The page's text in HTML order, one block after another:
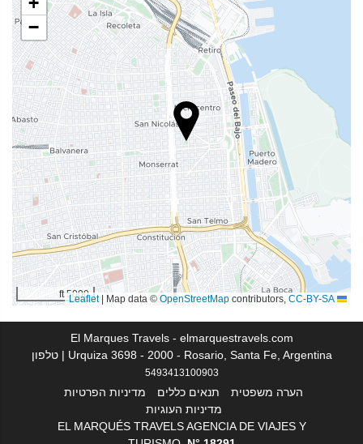
שירותי קבלה
דלפק קבלה 24 שעות ביממה
אחסון מטען
מתקנים לעסקים
מרכז עסקים
אינטרנט
אינטרנט אלחוטי חינם
שירותי ניקיון
מכבסה
בריאות
מכון כושר
−
5000 ft | Map data © OpenStreetMap contributors, CC-BY-SA
El Marques Travels - elmarquestravels.com
Urquiza 3698 - 2000 - Rosario, Santa Fe, Argentina | טלפון
5493413100903
הערה משפטית תנאים כללים
מדיניות הפרטיות
מדיניות העוגיות
EL MARQUÉS TRAVELS AGENCIA DE VIAJES Y